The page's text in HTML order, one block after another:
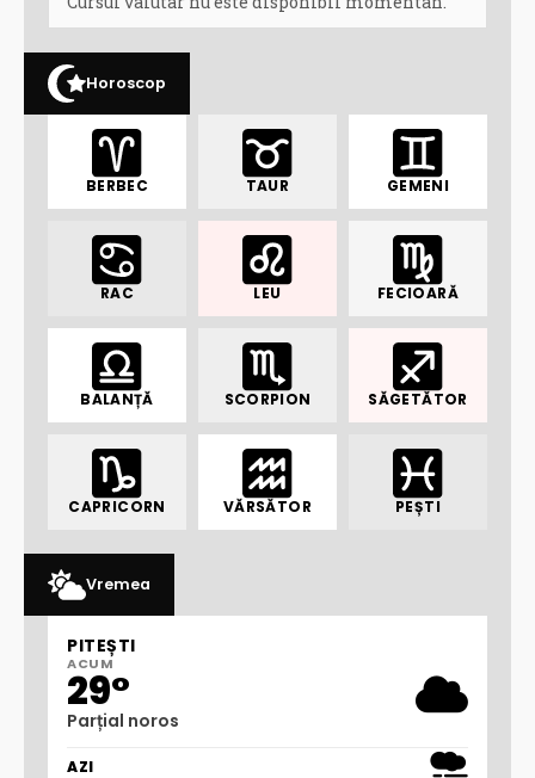
Horoscop
BERBEC TAUR GEMENI
RAC LEU FECIOARĂ
BALANȚĂ SCORPION SĂGETĂTOR
CAPRICORN VĂRSĂTOR PEȘTI
Vremea
PITEȘTI
ACUM
29°
Parțial noros
AZI